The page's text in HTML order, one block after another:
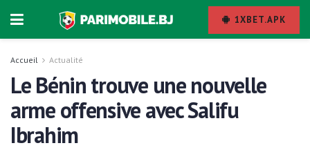
1XBET.APK
Accueil Actualité
Le Bénin trouve une nouvelle
arme offensive avec Salifu
Ibrahim